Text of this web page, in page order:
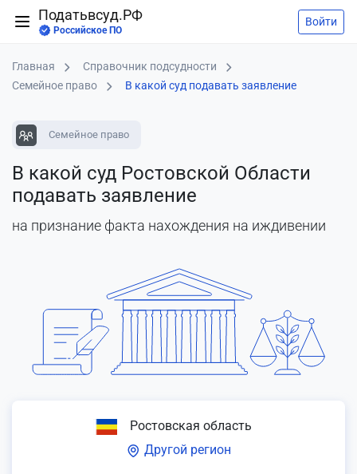
Податьвсуд.РФ
Российское ПО
Войти
Главная
Справочник подсудности
Семейное право
В какой суд подавать заявление
Семейное право
В какой суд Ростовской Области
подавать заявление
на признание факта нахождения на иждивении
Ростовская область
Другой регион